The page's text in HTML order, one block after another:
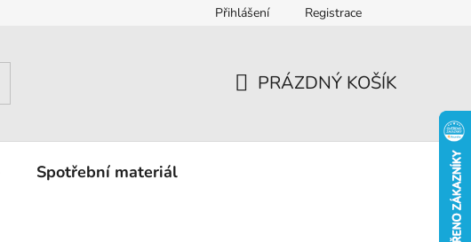
Přihlášení Registrace
KOŠÍK
PRÁZDNÝ KOŠÍK
Spotřební materiál